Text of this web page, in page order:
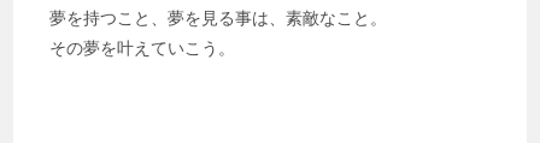
夢を持つこと、夢を見る事は、素敵なこと。
その夢を叶えていこう。